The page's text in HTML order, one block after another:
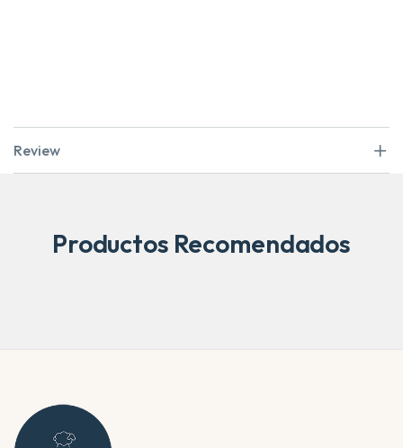
Review
Productos Recomendados